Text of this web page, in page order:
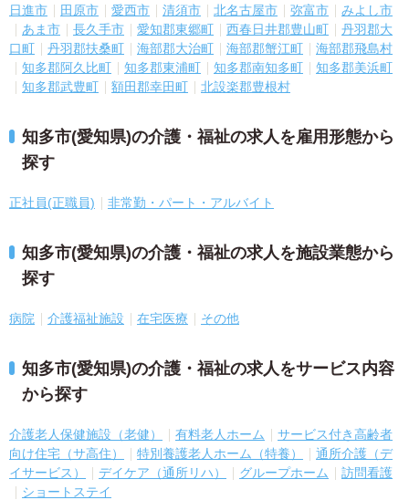
日進市
田原市 愛西市 清須市 北名古屋市 弥富市
みよし市
あま市
長久手市 愛知郡東郷町 西春日井郡豊山町
丹羽郡大
口町
丹羽郡扶桑町 海部郡大治町 海部郡蟹江町
海部郡飛島村
知多郡阿久比町
知多郡東浦町 知多郡南知多町
知多郡美浜町
知多郡武豊町
額田郡幸田町 北設楽郡豊根村
知多市(愛知県)の介護・福祉の求人を雇用形態から
探す
正社員(正職員) 非常勤・パート・アルバイト
知多市(愛知県)の介護・福祉の求人を施設業態から
探す
病院 介護福祉施設 在宅医療 その他
知多市(愛知県)の介護・福祉の求人をサービス内容
から探す
介護老人保健施設（老健） 有料老人ホーム
サービス付き高齢者
向け住宅（サ高住）
特別養護老人ホーム（特養）
通所介護（デ
イサービス）
デイケア（通所リハ） グループホーム
訪問看護
ショートステイ